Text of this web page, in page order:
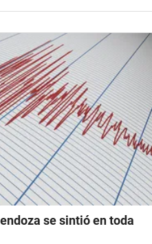
se sintió en toda